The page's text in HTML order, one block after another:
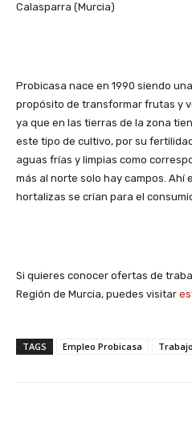
Calasparra (Murcia)
Probicasa nace en 1990 siendo
propósito de transformar frutas y
ya que en las tierras de la zona
este tipo de cultivo, por su
aguas frías y limpias como
más al norte solo hay campos.
hortalizas se crían para el
Si quieres conocer ofertas de
Región de Murcia, puedes visitar
TAGS Empleo Probicasa